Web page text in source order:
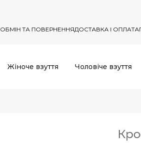
ОБМІН ТА ПОВЕРНЕННЯДОСТАВКА І ОПЛАТА
Жіноче взуття Чоловіче взуття